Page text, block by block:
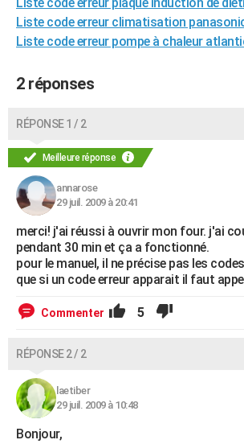
GUIDES D'ACHAT
BONS PLANS
COPAINS D'AVANT
S'inscrire
Se connecter
Lycées
Collèges
Primaires
Universités
Entreprises
Service militaire
Avis de recherche
AVIS DE DÉCÈS
FORUM
Bricolage
Lifestyle
Culture
Sport
Auto
Television
Voyage
Cinema
Liste code erreur climatisation
Liste code erreur pompe à chaleur
2 réponses
RÉPONSE 1 / 2
Meilleure réponse
annarose
29 juil. 2009 à 20:41
merci! j'ai réussi à ouvrir mon four. j'ai
pendant 30 min et ça a fonctionné.
pour le manuel, il ne précise pas les
que si un code erreur apparait il faut
Commenter 5
RÉPONSE 2 / 2
laetiber
29 juil. 2009 à 10:48
Bonjour,